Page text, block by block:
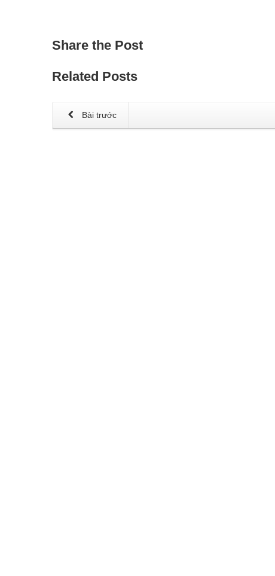
Share the Post
Related Posts
Bài trước